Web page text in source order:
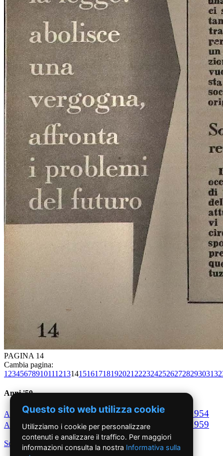
PAGINA 14
Cambia pagina:
1 23456789101112131415161718192021 2223242526272829303132
Anni '50
Anno1950Anno1951 Anno1952 Anno1953 1954
Anno 1955Anno1956 Anno1957Anno1958 1959
Scegli per decennio
Questo sito web utilizza cookie
Utilizziamo i cookie per personalizzare
contenuti e analizzare il traffico. Per maggiori
informazioni consulta la nostra Informativa sulla